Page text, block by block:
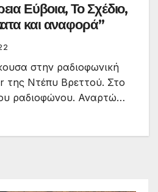
Εύβοια, Το Σχέδιο,
και αναφορά”
στην ραδιοφωνική
της Ντέπυ Βρεττού. Στο
ραδιοφώνου. Αναρτώ…